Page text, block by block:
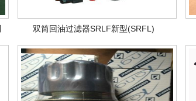
双筒回油过滤器SRLF新型(SRFL)